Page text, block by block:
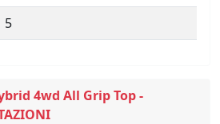
5
4wd All Grip Top -